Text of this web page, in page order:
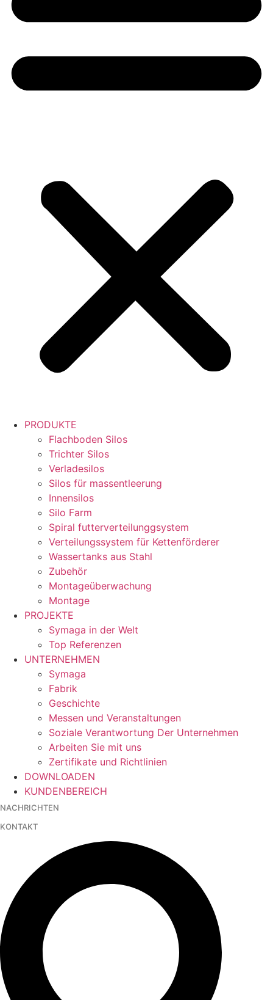
PRODUKTE
Flachboden Silos
Trichter Silos
Verladesilos
Silos für massentleerung
Innensilos
Silo Farm
Spiral futterverteilunggsystem
Verteilungssystem für Kettenförderer
Wassertanks aus Stahl
Zubehör
Montageüberwachung
Montage
PROJEKTE
Symaga in der Welt
Top Referenzen
UNTERNEHMEN
Symaga
Fabrik
Geschichte
Messen und Veranstaltungen
Soziale Verantwortung Der Unternehmen
Arbeiten Sie mit uns
Zertifikate und Richtlinien
DOWNLOADEN
KUNDENBEREICH
NACHRICHTEN
KONTAKT